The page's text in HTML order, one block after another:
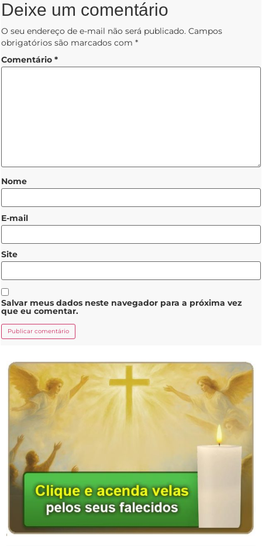
Deixe um comentário
O seu endereço de e-mail não será publicado. Campos
obrigatórios são marcados com *
Comentário *
Nome
E-mail
Site
Salvar meus dados neste navegador para a próxima vez
que eu comentar.